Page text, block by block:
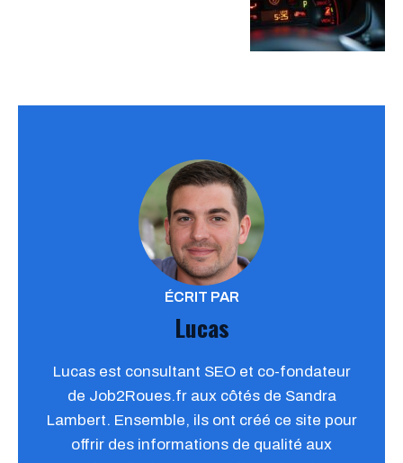
ÉCRIT PAR
Lucas
Lucas est consultant SEO et co-fondateur
de Job2Roues.fr aux côtés de Sandra
Lambert. Ensemble, ils ont créé ce site pour
offrir des informations de qualité aux